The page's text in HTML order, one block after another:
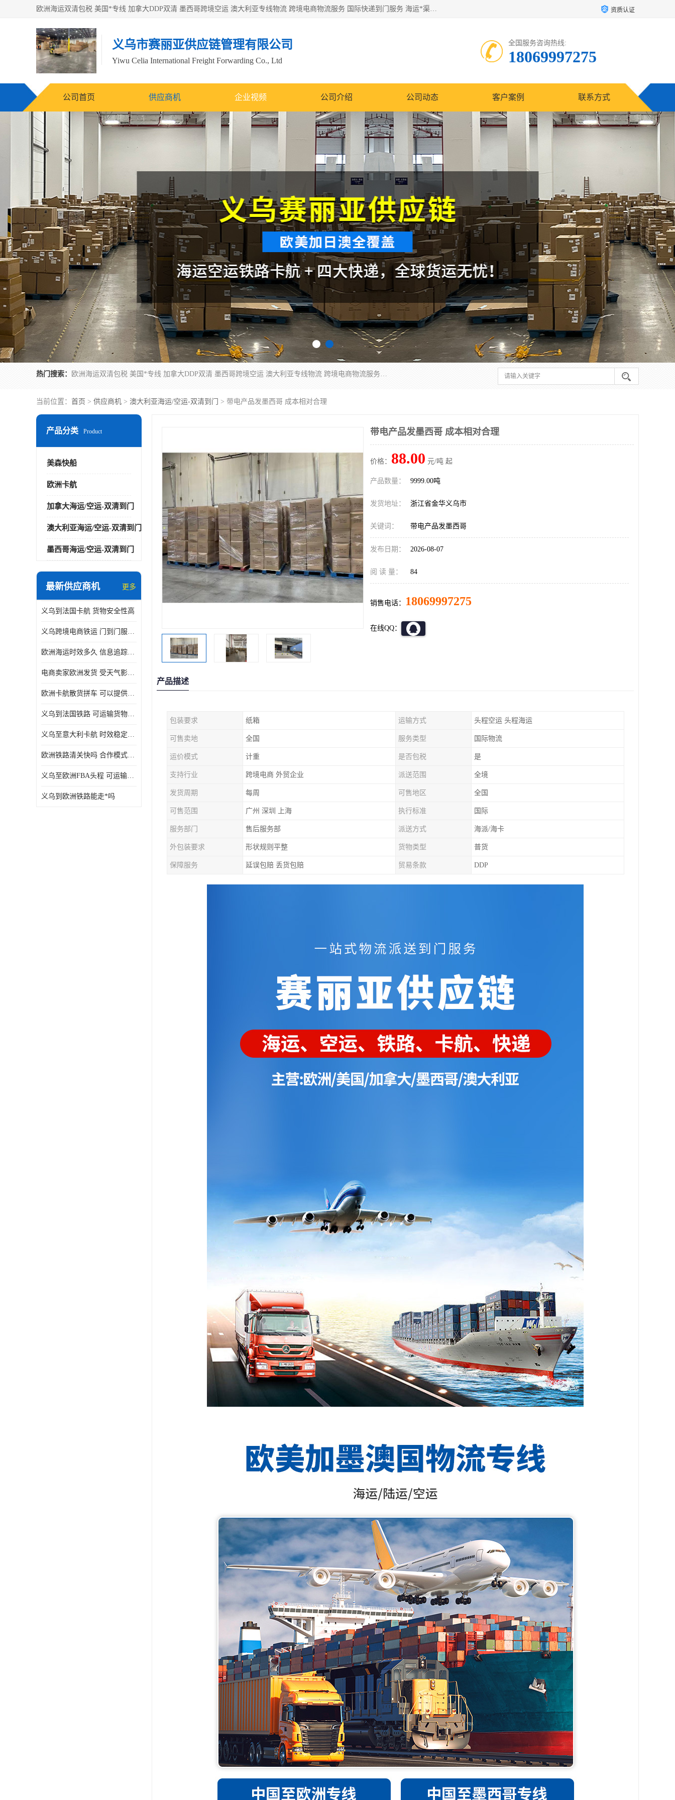
欧洲海运双清包税 美国*专线 加拿大DDP双清 墨西哥跨境空运 澳大利亚专线物流 跨境电商物流服务 国际快递到门服务 海运*渠道 一站式跨境物流解决方案 TikTok/SHEIN专线 电商平台FBA头程运输 国际铁路运输欧洲 UPS/DDHL/联邦快递跨境 美国双清到门物流 跨境*运输 资质认证
义乌市赛丽亚供应链管理有限公司
Yiwu Celia International Freight Forwarding Co., Ltd
全国服务咨询热线:
18069997275
公司首页 供应商机 企业视频 公司介绍 公司动态 客户案例 联系方式
热门搜索： 欧洲海运双清包税 美国*专线 加拿大DDP双清 墨西哥跨境空运 澳大利亚专线物流 跨境电商物流服务 国际快递到门服务 海运*渠道 一站式跨境物流解决方案 TikTok/SHEIN专线 电商平台FBA头程运输 国际铁路运输欧洲 UPS/DDHL/联邦快递跨境 美国双清到门物流 跨境*运输
当前位置： 首页 > 供应商机 > 澳大利亚海运/空运-双清到门 > 带电产品发墨西哥 成本相对合理
产品分类 Product
美森快船
欧洲卡航
加拿大海运/空运-双清到门
澳大利亚海运/空运-双清到门
墨西哥海运/空运-双清到门
最新供应商机 更多
义乌到法国卡航 货物安全性高
义乌跨境电商铁运 门到门服务便捷
欧洲海运时效多久 信息追踪及时
电商卖家欧洲发货 受天气影响小
欧洲卡航散货拼车 可以提供个性化服务
义乌到法国铁路 可运输货物种类多
义乌至意大利卡航 时效稳定有保障
欧洲铁路清关快吗 合作模式多样
义乌至欧洲FBA头程 可运输货物种类多
义乌到欧洲铁路能走*吗
带电产品发墨西哥 成本相对合理
价格： 88.00 元/吨 起
产品数量： 9999.00吨
发货地址： 浙江省金华义乌市
关键词： 带电产品发墨西哥
发布日期： 2026-08-07
阅 读 量： 84
销售电话： 18069997275
在线QQ：
产品描述
包装要求 纸箱 运输方式 头程空运 头程海运
可售卖地 全国 服务类型 国际物流
运价模式 计重 是否包税 是
支持行业 跨境电商 外贸企业 派送范围 全境
发货周期 每周 可售地区 全国
可售范围 广州 深圳 上海 执行标准 国际
服务部门 售后服务部 派送方式 海派/海卡
外包装要求 形状规则平整 货物类型 普货
保障服务 延误包赔 丢货包赔 贸易条款 DDP